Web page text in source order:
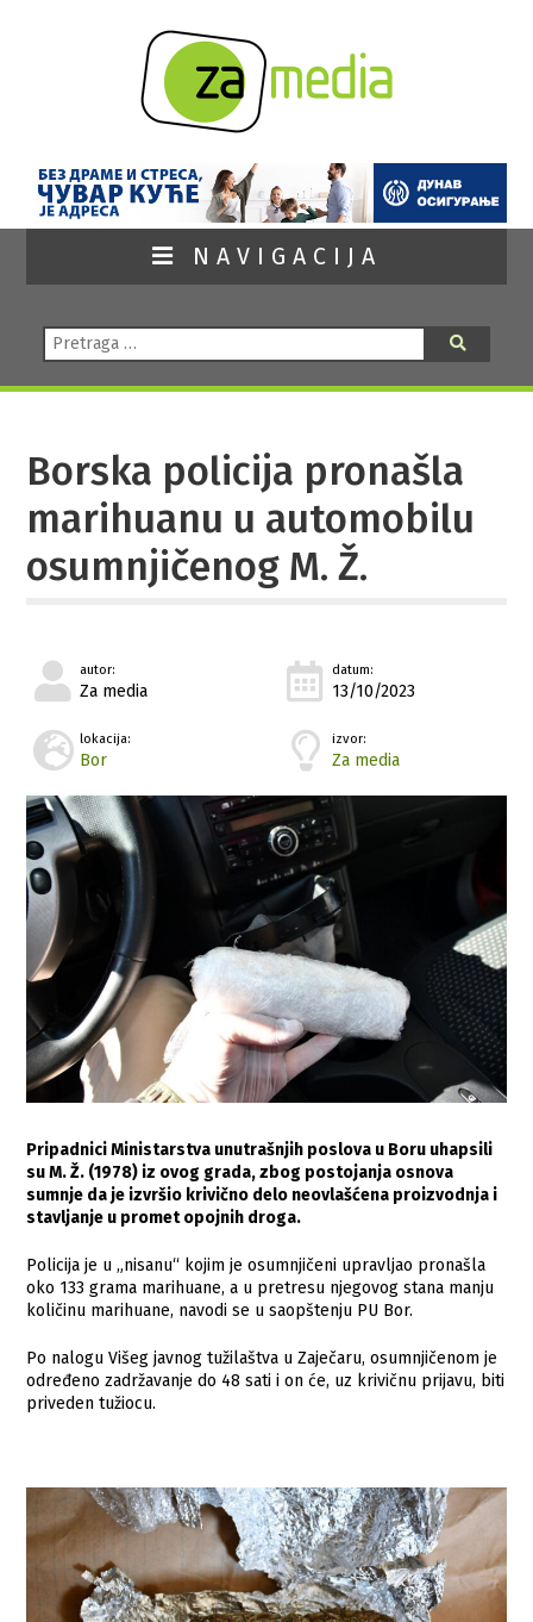
NAVIGACIJA
Pretraga:
Borska policija pronašla
marihuanu u automobilu
osumnjičenog M. Ž.
autor:
Za media
datum:
13/10/2023
lokacija:
Bor
izvor:
Za media
Pripadnici Ministarstva unutrašnjih poslova u Boru uhapsili
su M. Ž. (1978) iz ovog grada, zbog postojanja osnova
sumnje da je izvršio krivično delo neovlašćena proizvodnja i
stavljanje u promet opojnih droga.
Policija je u „nisanu“ kojim je osumnjičeni upravljao pronašla
oko 133 grama marihuane, a u pretresu njegovog stana manju
količinu marihuane, navodi se u saopštenju PU Bor.
Po nalogu Višeg javnog tužilaštva u Zaječaru, osumnjičenom je
određeno zadržavanje do 48 sati i on će, uz krivičnu prijavu, biti
priveden tužiocu.